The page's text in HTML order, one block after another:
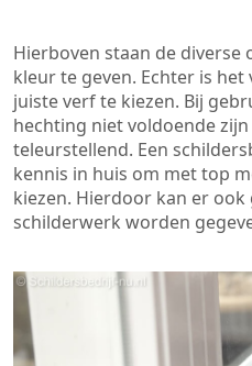
Hierboven staan de diverse
kleur te geven. Echter is
juiste verf te kiezen. Bij
hechting niet voldoende
teleurstellend. Een
kennis in huis om met top
kiezen. Hierdoor kan er
schilderwerk worden